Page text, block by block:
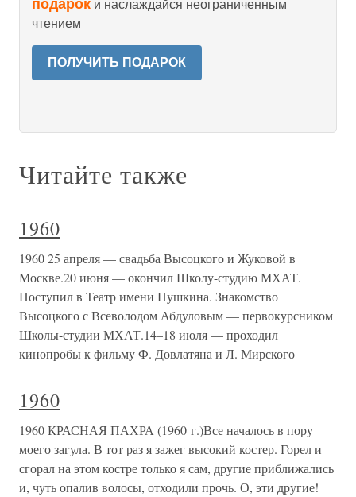
подарок и наслаждайся неограниченным
чтением
ПОЛУЧИТЬ ПОДАРОК
Читайте также
1960
1960 25 апреля — свадьба Высоцкого и Жуковой в
Москве.20 июня — окончил Школу-студию МХАТ.
Поступил в Театр имени Пушкина. Знакомство
Высоцкого с Всеволодом Абдуловым — первокурсником
Школы-студии МХАТ.14–18 июля — проходил
кинопробы к фильму Ф. Довлатяна и Л. Мирского
1960
1960 КРАСНАЯ ПАХРА (1960 г.)Все началось в пору
моего загула. В тот раз я зажег высокий костер. Горел и
сгорал на этом костре только я сам, другие приближались
и, чуть опалив волосы, отходили прочь. О, эти другие!